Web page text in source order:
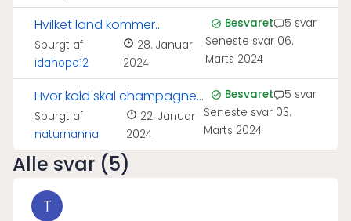
Hvilket land kommer
champagne fra?
Spurgt af
idahope12
28. Januar
2024
Besvaret
5 svar
Seneste svar 06.
Marts 2024
Hvor kold skal champagne
serveres?
Spurgt af
naturnanna
22. Januar
2024
Besvaret
5 svar
Seneste svar 03.
Marts 2024
Alle svar (5)
T